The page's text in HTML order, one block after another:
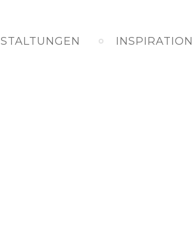
INSPIRATION